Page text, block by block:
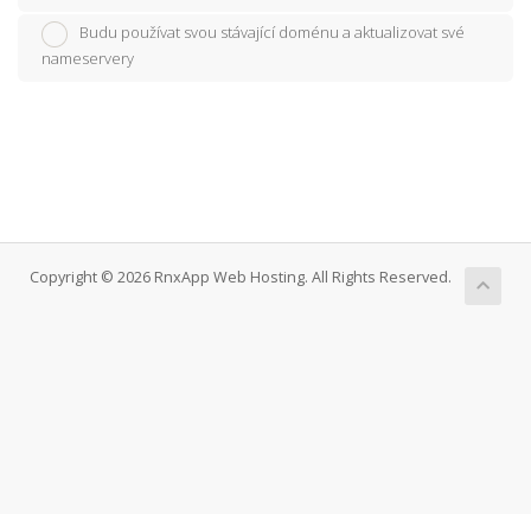
Budu používat svou stávající doménu a aktualizovat své
nameservery
Copyright © 2026 RnxApp Web Hosting. All Rights Reserved.